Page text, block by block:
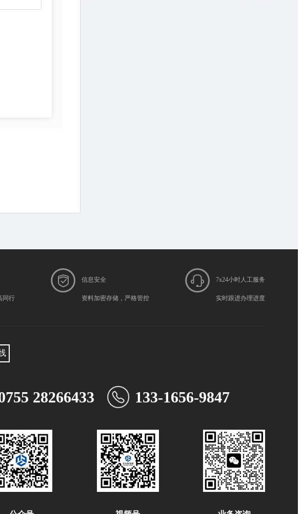
同行
信息安全
资料加密存储，严格管控
7x24小时人工服务
实时跟进办理进度
28266433 133-1656-9847